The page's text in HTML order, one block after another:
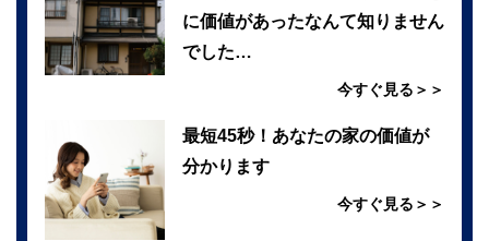
に価値があったなんて知りません
でした…
今すぐ見る＞＞
最短45秒！あなたの家の価値が
分かります
今すぐ見る＞＞